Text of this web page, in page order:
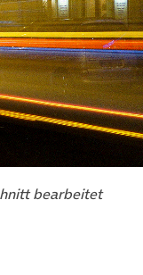
bearbeitet